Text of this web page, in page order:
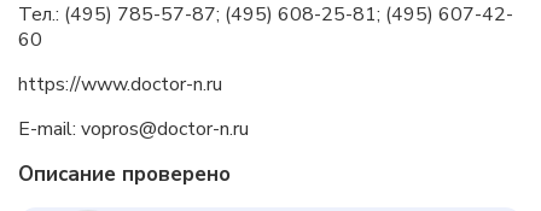
Тел.: (495) 785-57-87; (495) 608-25-81; (495) 607-42-
60
https://www.doctor-n.ru
E-mail: vopros@doctor-n.ru
Описание проверено